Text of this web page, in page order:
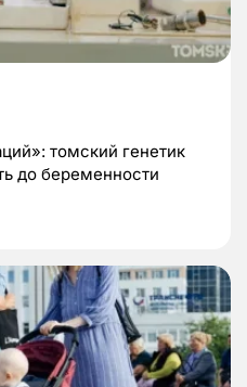
томский генетик
до беременности